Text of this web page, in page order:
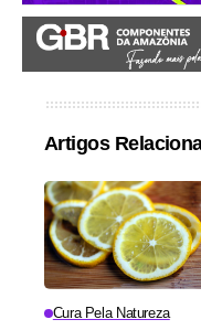
Artigos
Cura Pela Natureza